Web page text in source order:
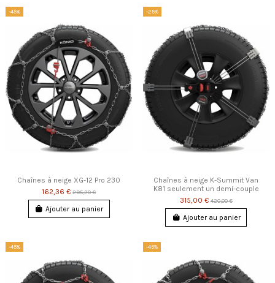
-45%
Chaînes à neige XG-12 Pro 230
162,36 €295,20 €
Ajouter au panier
-25%
Chaînes à neige K-Summit Van
K81 seulement un demi-couple
315,00 €420,00 €
Ajouter au panier
-45% -45%